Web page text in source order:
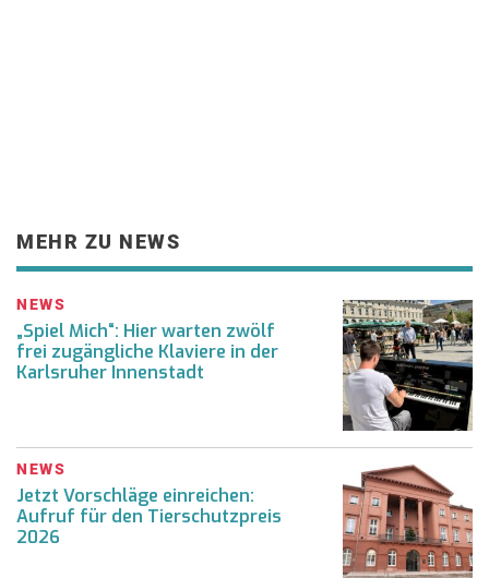
MEHR ZU NEWS
NEWS
„Spiel Mich“: Hier warten zwölf
frei zugängliche Klaviere in der
Karlsruher Innenstadt
NEWS
Jetzt Vorschläge einreichen:
Aufruf für den Tierschutzpreis
2026